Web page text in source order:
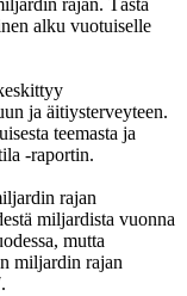
rajan. Tästä
alku vuotuiselle
ja äitiysterveyteen.
teemasta ja
-raportin.
rajan
miljardista vuonna
mutta
miljardin rajan